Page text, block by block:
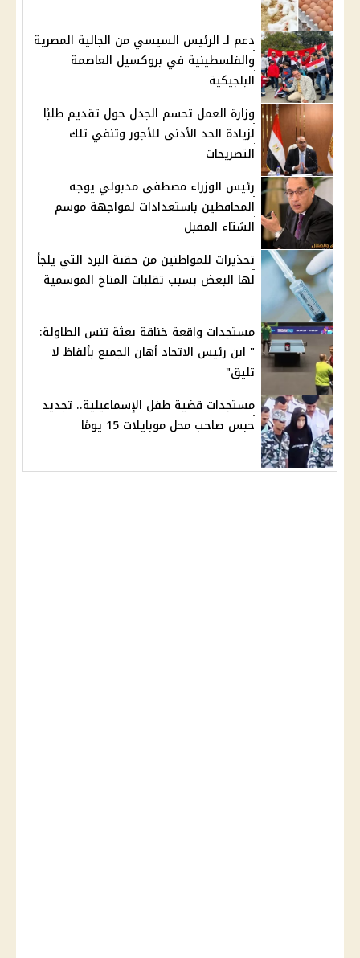
دعم لـ الرئيس السيسي من الجالية المصرية
والفلسطينية في بروكسيل العاصمة
البلجيكية
وزارة العمل تحسم الجدل حول تقديم طلبًا
لزيادة الحد الأدنى للأجور وتنفي تلك
التصريحات
رئيس الوزراء مصطفى مدبولي يوجه
المحافظين باستعدادات لمواجهة موسم
الشتاء المقبل
تحذيرات للمواطنين من حقنة البرد التي يلجأ
لها البعض بسبب تقلبات المناخ الموسمية
مستجدات واقعة خناقة بعثة تنس الطاولة:
" ابن رئيس الاتحاد أهان الجميع بألفاظ لا
تليق"
مستجدات قضية طفل الإسماعيلية.. تجديد
حبس صاحب محل موبايلات 15 يومًا